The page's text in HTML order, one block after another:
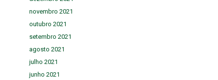
novembro 2021
outubro 2021
setembro 2021
agosto 2021
julho 2021
junho 2021